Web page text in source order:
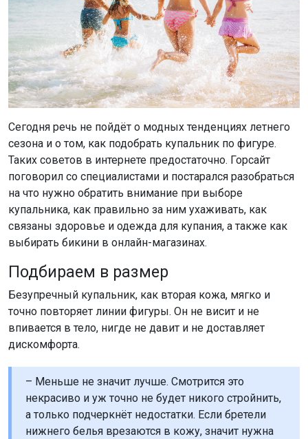
Сегодня речь не пойдёт о модных тенденциях летнего
сезона и о том, как подобрать купальник по фигуре.
Таких советов в интернете предостаточно. Горсайт
поговорил со специалистами и постарался разобраться
на что нужно обратить внимание при выборе
купальника, как правильно за ним ухаживать, как
связаны здоровье и одежда для купания, а также как
выбирать бикини в онлайн-магазинах.
Подбираем в размер
Безупречный купальник, как вторая кожа, мягко и
точно повторяет линии фигуры. Он не висит и не
впивается в тело, нигде не давит и не доставляет
дискомфорта.
– Меньше не значит лучше. Смотрится это
некрасиво и уж точно не будет никого стройнить,
а только подчеркнёт недостатки. Если бретели
нижнего белья врезаются в кожу, значит нужна